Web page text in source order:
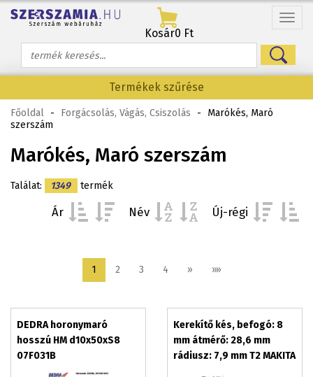
Menü
Kosár0 Ft
Termékek szűrése
Főoldal - Forgácsolás, Vágás, Csiszolás -
Marókés, Maró
szerszám
Marókés, Maró szerszám
Találat: 1349 termék
Ár Név Új-régi
1 2 3 4 » »»
DEDRA horonymaró
hosszú HM d10x50xS8
07F031B
Kerekítő kés, befogó: 8
mm átmérő: 28,6 mm
rádiusz: 7,9 mm T2 MAKITA